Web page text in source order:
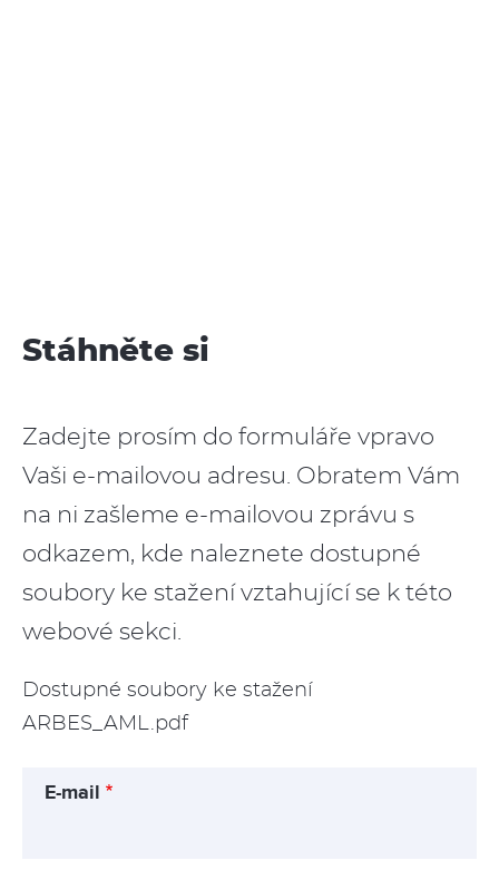
Stáhněte si
Zadejte prosím do formuláře vpravo
Vaši e-mailovou adresu. Obratem Vám
na ni zašleme e-mailovou zprávu s
odkazem, kde naleznete dostupné
soubory ke stažení vztahující se k této
webové sekci.
Dostupné soubory ke stažení
ARBES_AML.pdf
E-mail